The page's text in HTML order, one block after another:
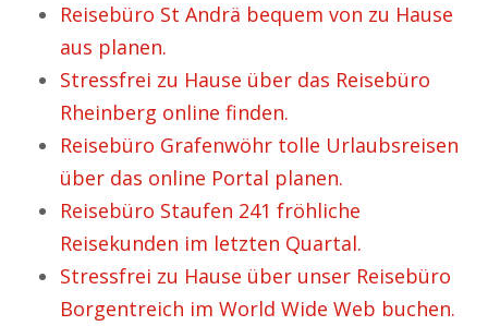
Reisebüro St Andrä bequem von zu Hause
aus planen.
Stressfrei zu Hause über das Reisebüro
Rheinberg online finden.
Reisebüro Grafenwöhr tolle Urlaubsreisen
über das online Portal planen.
Reisebüro Staufen 241 fröhliche
Reisekunden im letzten Quartal.
Stressfrei zu Hause über unser Reisebüro
Borgentreich im World Wide Web buchen.